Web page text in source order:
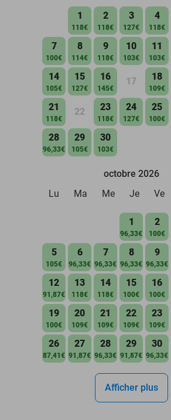
1
118€
2
118€
3
127€
4
118€
7
100€
8
114€
9
118€
10
103€
11
103€
14
105€
15
127€
16
145€
17 18
109€
21
118€
22 23
118€
24
127€
25
100€
28
96,33€
29
105€
30
103€
octobre 2026
Lu
Ma Me Je Ve
1
96,33€
2
100€
5
105€
6
96,33€
7
96,33€
8
96,33€
9
96,33€
12
91,87€
13
118€
14
118€
15
100€
16
100€
19
100€
20
109€
21
109€
22
109€
23
109€
26
87,41€
27
91,87€
28
96,33€
29
91,87€
30
96,33€
Afficher plus